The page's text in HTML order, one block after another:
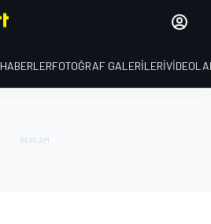
HABERLERFOTOĞRAF GALERILERI